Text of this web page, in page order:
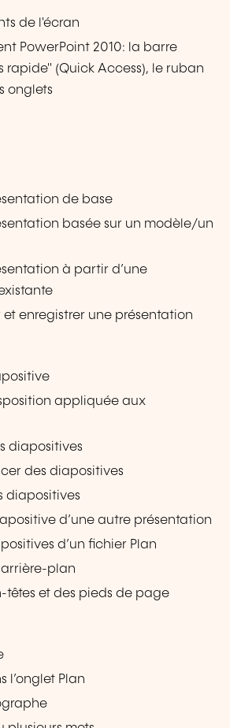
de l'écran
PowerPoint 2010: la barre
rapide" (Quick Access), le ruban
onglets
de base
basée sur un modèle/un
à partir d’une
et enregistrer une présentation
appliquée aux
diapositives
des diapositives
diapositives
d’une autre présentation
d’un fichier Plan
plan
têtes et des pieds de page
l’onglet Plan